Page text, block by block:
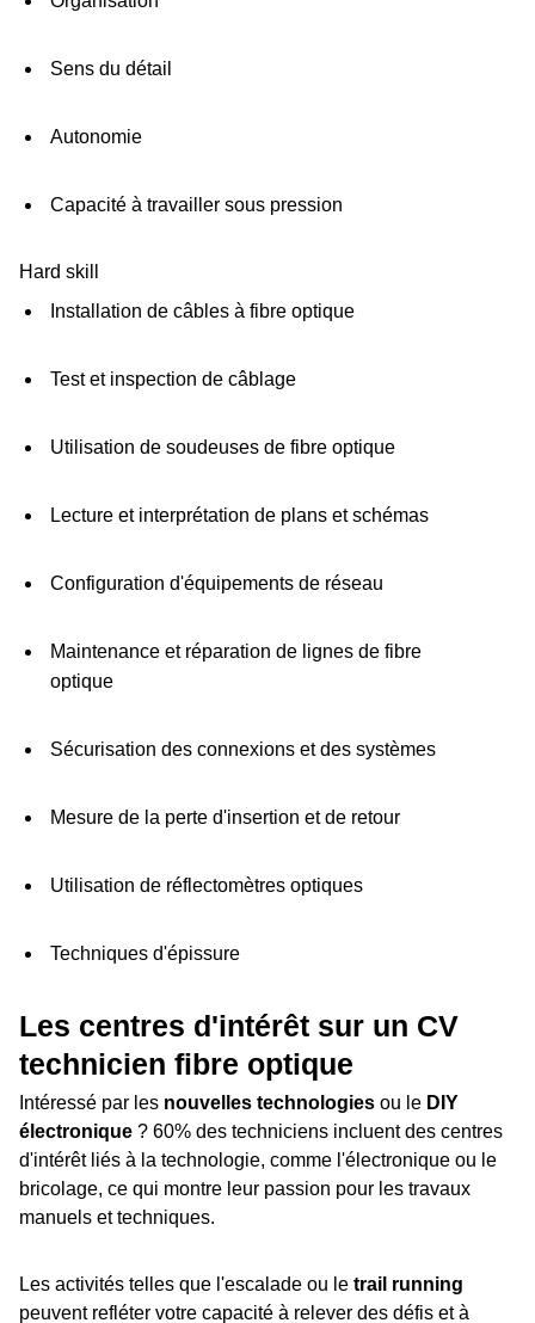
Sens du détail
Autonomie
Capacité à travailler sous pression
Hard skill
Installation de câbles à fibre optique
Test et inspection de câblage
Utilisation de soudeuses de fibre optique
Lecture et interprétation de plans et schémas
Configuration d'équipements de réseau
Maintenance et réparation de lignes de fibre
optique
Sécurisation des connexions et des systèmes
Mesure de la perte d'insertion et de retour
Utilisation de réflectomètres optiques
Techniques d'épissure
Les centres d'intérêt sur un CV
technicien fibre optique
Intéressé par les nouvelles technologies ou le DIY
électronique ? 60% des techniciens incluent des centres
d'intérêt liés à la technologie, comme l'électronique ou le
bricolage, ce qui montre leur passion pour les travaux
manuels et techniques.
Les activités telles que l'escalade ou le trail running
peuvent refléter votre capacité à relever des défis et à